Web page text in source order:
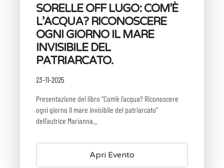
SORELLE OFF LUGO: COM’È
L’ACQUA? RICONOSCERE
OGNI GIORNO IL MARE
INVISIBILE DEL
PATRIARCATO.
23-11-2025
Presentazione del libro “Com’è l’acqua? Riconoscere
ogni giorno il mare invisibile del patriarcato”
dell’autrice Marianna...
Apri Evento